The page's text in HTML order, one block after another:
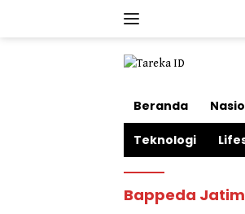
Beranda
Teknologi
Bappeda Jatim